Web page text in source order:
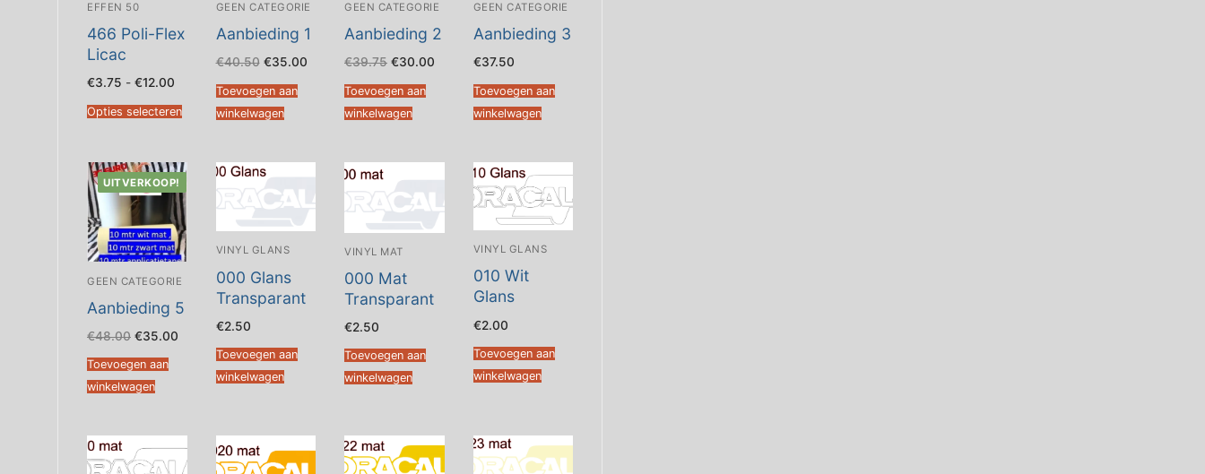
EFFEN 50
466 Poli-Flex
Licac
€3.75 - €12.00 Prijsklasse:
tot
€12.00
Opties selecteren
GEEN CATEGORIE
Aanbieding 1
€40.50 Oorspronkelijke
was:
€40.50.
€35.00Huidige
€35.00.
Toevoegen aan
winkelwagen
GEEN CATEGORIE
Aanbieding 2
€39.75 Oorspronkelijke
was:
€39.75.
€30.00 Huidige
€30.00.
Toevoegen aan
winkelwagen
GEEN CATEGORIE
Aanbieding 3
€37.50
Toevoegen aan
winkelwagen
UITVERKOOP!
GEEN CATEGORIE
Aanbieding 5
€48.00 Oorspronkelijke
was:
€48.00.
€35.00 Huidige
€35.00.
Toevoegen aan
winkelwagen
VINYL GLANS
000 Glans
Transparant
€2.50
Toevoegen aan
winkelwagen
VINYL MAT
000 Mat
Transparant
€2.50
Toevoegen aan
winkelwagen
VINYL GLANS
010 Wit
Glans
€2.00
Toevoegen aan
winkelwagen